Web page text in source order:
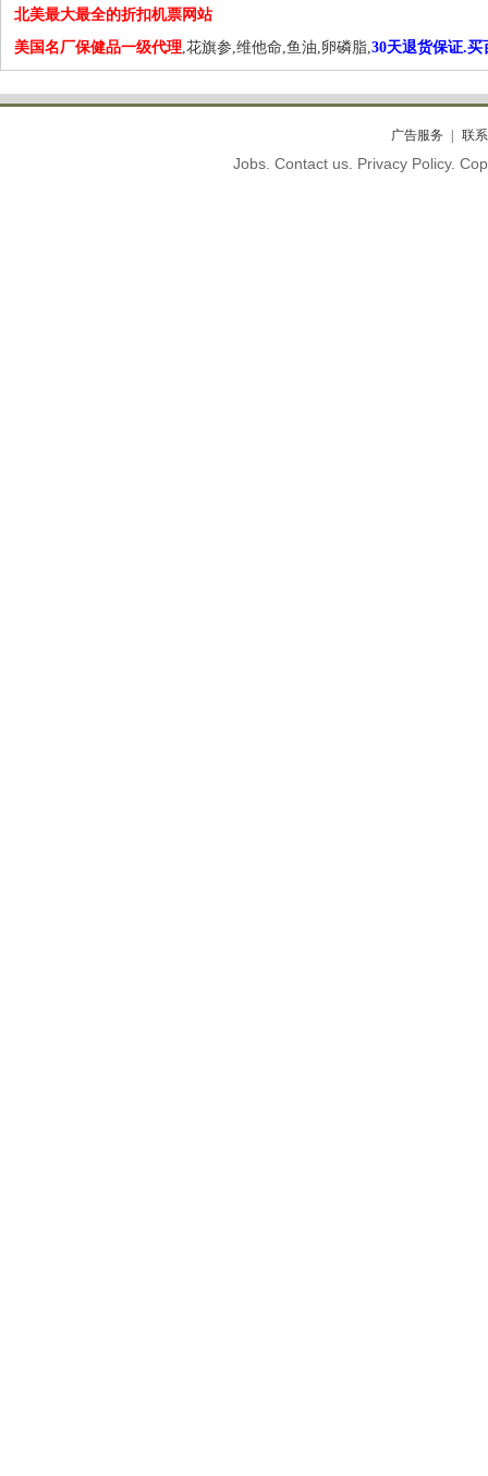
北美最大最全的折扣机票网站
美国名厂保健品一级代理,花旗参,维他命,鱼油,卵磷脂,30天退货保证.买
广告服务 联
Jobs. Contact us. Privacy Policy.